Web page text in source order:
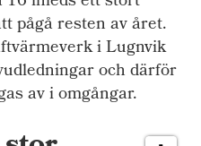
pågå resten av året.
i Lugnvik
och därför
av i omgångar.